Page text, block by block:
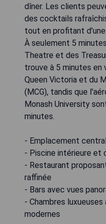
dîner. Les clients
des cocktails
tout en profitant d'une
À seulement 5
Theatre et des
trouve à 5 minutes en
Queen Victoria et du
(MCG), tandis que
Monash University
minutes.
- Emplacement
- Piscine intérieure et
- Restaurant
raffinée
- Bars avec vues
- Chambres
modernes